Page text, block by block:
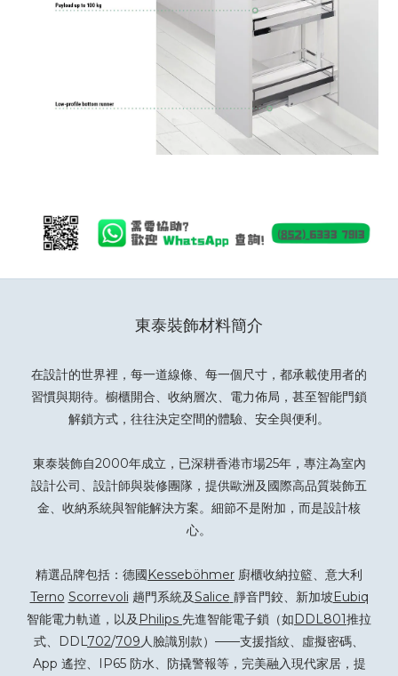
東泰裝飾材料簡介
在設計的世界裡，每一道線條、每一個尺寸，都承載使用者的
習慣與期待。櫥櫃開合、收納層次、電力佈局，甚至智能門鎖
解鎖方式，往往決定空間的體驗、安全與便利。
東泰裝飾自2000年成立，已深耕香港市場25年，專注為室內
設計公司、設計師與裝修團隊，提供歐洲及國際高品質裝飾五
金、收納系統與智能解決方案。細節不是附加，而是設計核
心。
精選品牌包括：德國Kesseböhmer 廚櫃收納拉籃、意大利
Terno Scorrevoli 趟門系統及Salice 靜音門鉸、新加坡Eubiq
智能電力軌道，以及 Philips 先進智能電子鎖（如DDL801推拉
式、DDL702/709人臉識別款）——支援指紋、虛擬密碼、
App 遙控、IP65 防水、防撬警報等，完美融入現代家居，提